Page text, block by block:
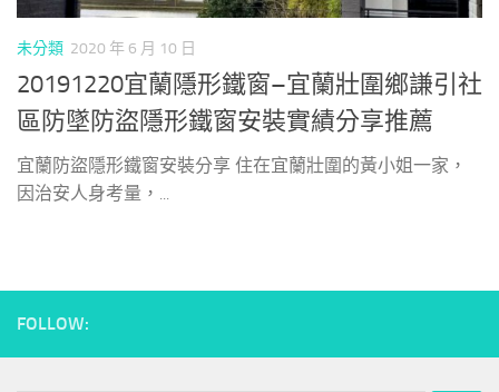
未分類 2020 年 6 月 10 日
20191220宜蘭隱形鐵窗–宜蘭壯圍鄉謙引社
區防墜防盜隱形鐵窗安裝實績分享推薦
宜蘭防盜隱形鐵窗安裝分享 住在宜蘭壯圍的黃小姐一家，
因治安人身考量，...
FOLLOW: